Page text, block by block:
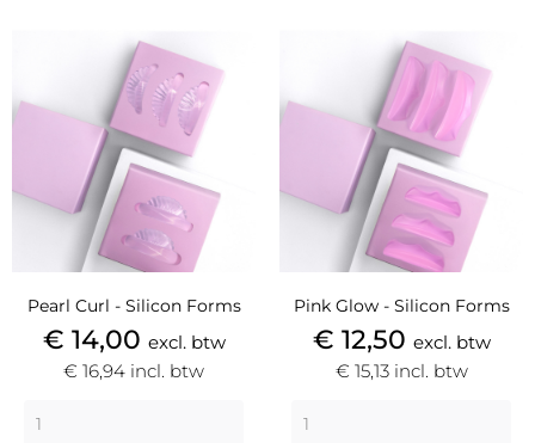
Pearl Curl - Silicon Forms
Prijs
€ 14,00 excl. btw
€ 16,94 incl. btw
Pink Glow - Silicon Forms
Prijs
€ 12,50 excl. btw
€ 15,13 incl. btw